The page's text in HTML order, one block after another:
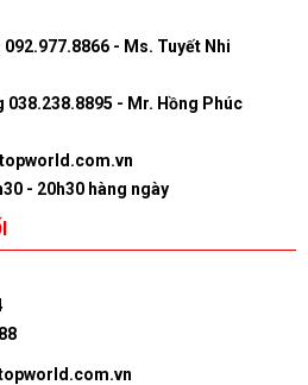
092.977.8866 - Ms. Tuyết Nhi
038.238.8895 - Mr. Hồng Phúc
- 20h30 hàng ngày